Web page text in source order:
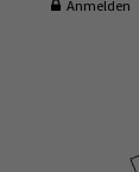
Anmelden